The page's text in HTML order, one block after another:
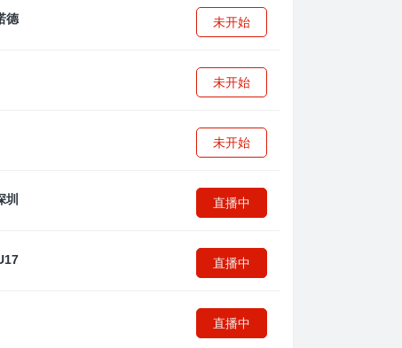
未开始
未开始
未开始
直播中
直播中
直播中